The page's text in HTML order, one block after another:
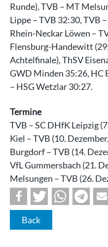
Runde), TVB – MT
Lippe – TVB 32:30, TVB
Rhein-Neckar Löwen –
Flensburg-Handewitt
Achtelfinale), ThSV
GWD Minden 35:26, HC
– HSG Wetzlar 30:27.
Termine
TVB – SC DHfK Leipzig
Kiel – TVB (10.
Burgdorf – TVB (14.
VfL Gummersbach (21.
Melsungen – TVB (26.
Back